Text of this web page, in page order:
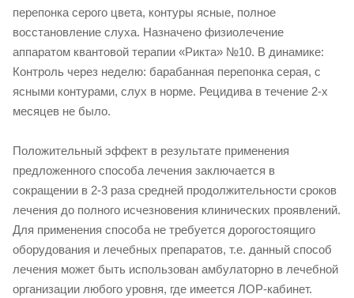
перепонка серого цвета, контуры ясные, полное
восстановление слуха. Назначено физиолечение
аппаратом квантовой терапии «Рикта» №10. В динамике:
Контроль через неделю: барабанная перепонка серая, с
ясными контурами, слух в норме. Рецидива в течение 2-х
месяцев не было.
Положительный эффект в результате применения
предложенного способа лечения заключается в
сокращении в 2-3 раза средней продолжительности сроков
лечения до полного исчезновения клинических проявлений.
Для применения способа не требуется дорогостоящиго
оборудования и лечебных препаратов, т.е. данный способ
лечения может быть использован амбулаторно в лечебной
организации любого уровня, где имеется ЛОР-кабинет.